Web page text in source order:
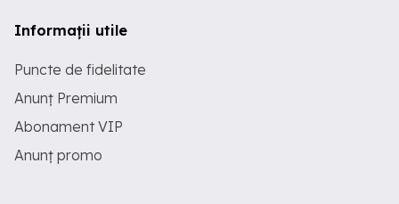
Informații utile
Puncte de fidelitate
Anunț Premium
Abonament VIP
Anunț promo